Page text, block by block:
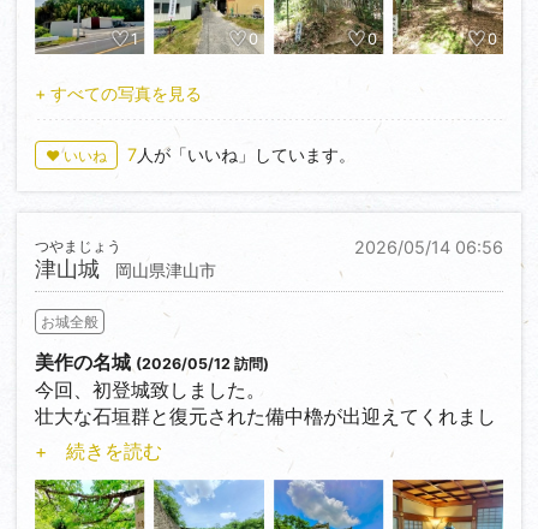
とあっと言う間に本丸まで到達できます。
でご注意を。
1 0 0 0
+ すべての写真を見る
♥ いいね 7人が「いいね」しています。
2026/05/14 06:56
津山城
つやまじょう
岡山県津山市
お城全般
美作の名城 (2026/05/12 訪問)
今回、初登城致しました。
壮大な石垣群と復元された備中櫓が出迎えてくれまし
た。
城主、森忠政公の波乱万丈な人生も津山城への興味を
そそる一因となります。
+ 続きを読む